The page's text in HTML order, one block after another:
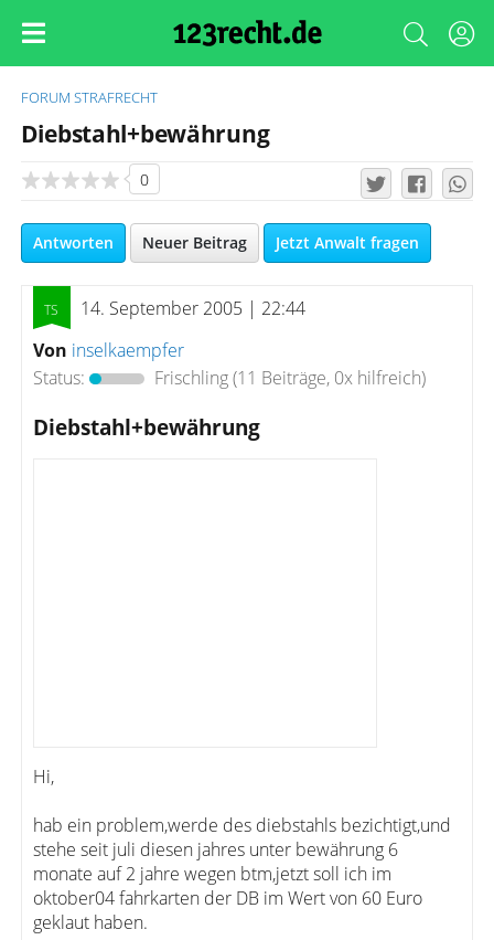
FORUM STRAFRECHT
Diebstahl+bewährung
0
Antworten Neuer Beitrag Jetzt Anwalt fragen
14. September 2005 | 22:44
Von inselkaempfer
Status:
Frischling(11 Beiträge, 0x hilfreich)
Diebstahl+bewährung
Hi,
hab ein problem,werde des diebstahls bezichtigt,und
stehe seit juli diesen jahres unter bewährung 6
monate auf 2 jahre wegen btm,jetzt soll ich im
oktober04 fahrkarten der DB im Wert von 60 Euro
geklaut haben.